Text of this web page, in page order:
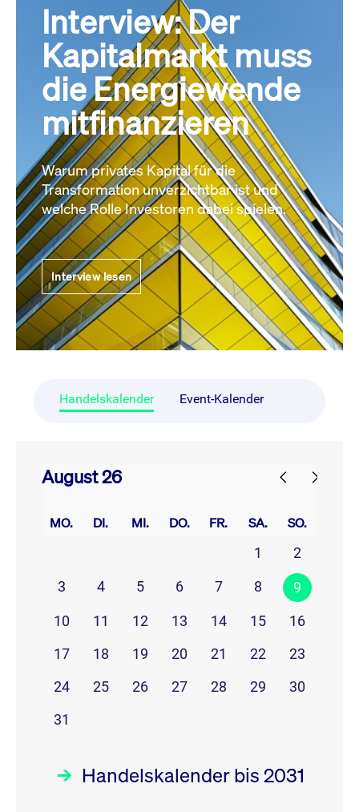
Interview: Der
Kapitalmarkt muss
die Energiewende
mitfinanzieren
Warum privates Kapital für die
Transformation unverzichtbar ist und
welche Rolle Investoren dabei spielen.
Interview lesen
Handelskalender Event-Kalender
August 26
MO. DI. MI. DO. FR. SA. SO.
1
2
3
4 5 6 7 8 9
10 11 12 13 14 15
16
17
18 19 20 21 22
23
24
25 26 27 28 29
30
31
Handelskalender bis 2031